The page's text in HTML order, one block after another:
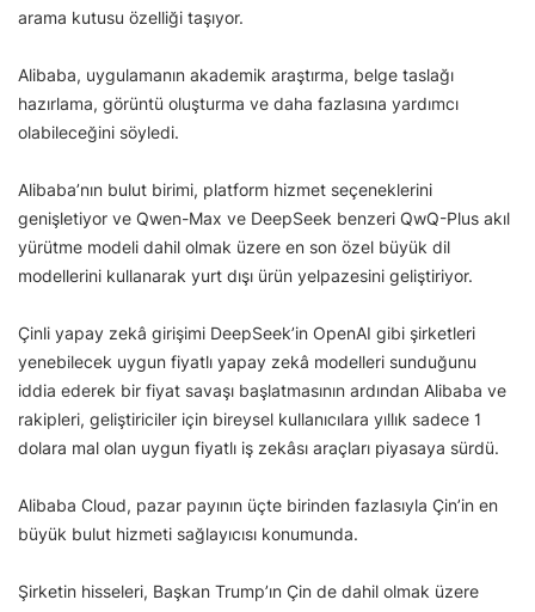
arama kutusu özelliği taşıyor.
Alibaba, uygulamanın akademik araştırma, belge taslağı
hazırlama, görüntü oluşturma ve daha fazlasına yardımcı
olabileceğini söyledi.
Alibaba’nın bulut birimi, platform hizmet seçeneklerini
genişletiyor ve Qwen-Max ve DeepSeek benzeri QwQ-Plus akıl
yürütme modeli dahil olmak üzere en son özel büyük dil
modellerini kullanarak yurt dışı ürün yelpazesini geliştiriyor.
Çinli yapay zekâ girişimi DeepSeek’in OpenAI gibi şirketleri
yenebilecek uygun fiyatlı yapay zekâ modelleri sunduğunu
iddia ederek bir fiyat savaşı başlatmasının ardından Alibaba ve
rakipleri, geliştiriciler için bireysel kullanıcılara yıllık sadece 1
dolara mal olan uygun fiyatlı iş zekâsı araçları piyasaya sürdü.
Alibaba Cloud, pazar payının üçte birinden fazlasıyla Çin’in en
büyük bulut hizmeti sağlayıcısı konumunda.
Şirketin hisseleri, Başkan Trump’ın Çin de dahil olmak üzere